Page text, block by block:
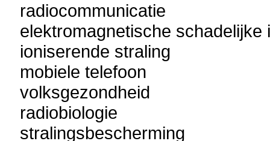
radiocommunicatie
elektromagnetische schadelijke
ioniserende straling
mobiele telefoon
volksgezondheid
radiobiologie
stralingsbescherming